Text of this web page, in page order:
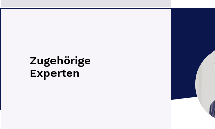
Zugehörige
Experten